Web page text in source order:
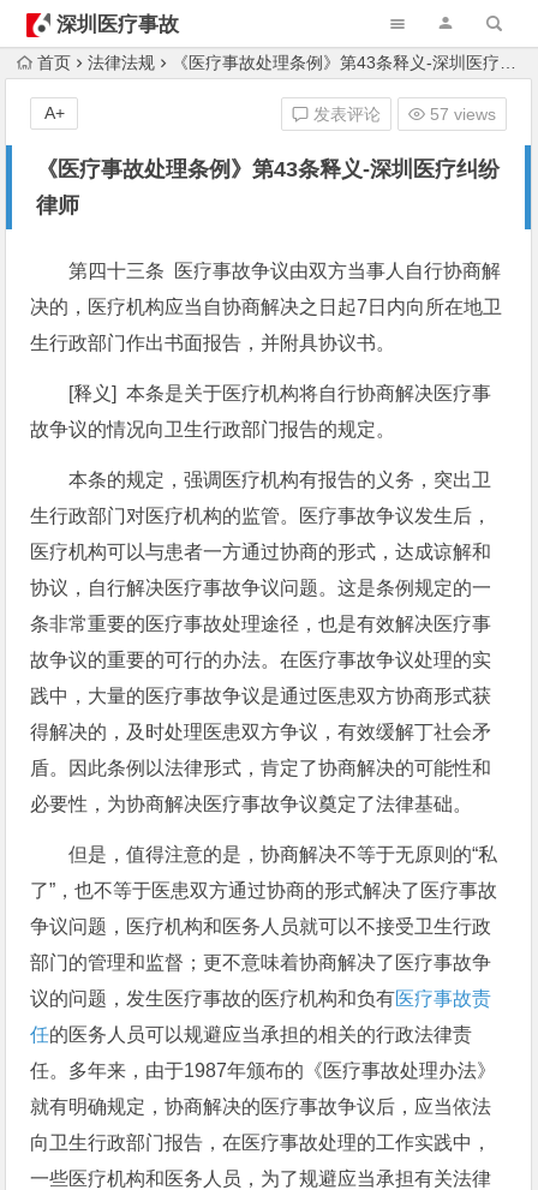
深圳医疗事故
律师
首页 法律法规 《医疗事故处理条例》第43条释义-深圳医疗纠纷律师
《医疗事故处理条例》第43条释义-深圳医疗纠纷
律师
发表评论 57 views
A+
第四十三条 医疗事故争议由双方当事人自行协商解
决的，医疗机构应当自协商解决之日起7日内向所在地卫
生行政部门作出书面报告，并附具协议书。
[释义] 本条是关于医疗机构将自行协商解决医疗事
故争议的情况向卫生行政部门报告的规定。
本条的规定，强调医疗机构有报告的义务，突出卫
生行政部门对医疗机构的监管。医疗事故争议发生后，
医疗机构可以与患者一方通过协商的形式，达成谅解和
协议，自行解决医疗事故争议问题。这是条例规定的一
条非常重要的医疗事故处理途径，也是有效解决医疗事
故争议的重要的可行的办法。在医疗事故争议处理的实
践中，大量的医疗事故争议是通过医患双方协商形式获
得解决的，及时处理医患双方争议，有效缓解丁社会矛
盾。因此条例以法律形式，肯定了协商解决的可能性和
必要性，为协商解决医疗事故争议奠定了法律基础。
但是，值得注意的是，协商解决不等于无原则的“私
了”，也不等于医患双方通过协商的形式解决了医疗事故
争议问题，医疗机构和医务人员就可以不接受卫生行政
部门的管理和监督；更不意味着协商解决了医疗事故争
议的问题，发生医疗事故的医疗机构和负有医疗事故责
任的医务人员可以规避应当承担的相关的行政法律责
任。多年来，由于1987年颁布的《医疗事故处理办法》
就有明确规定，协商解决的医疗事故争议后，应当依法
向卫生行政部门报告，在医疗事故处理的工作实践中，
一些医疗机构和医务人员，为了规避应当承担有关法律